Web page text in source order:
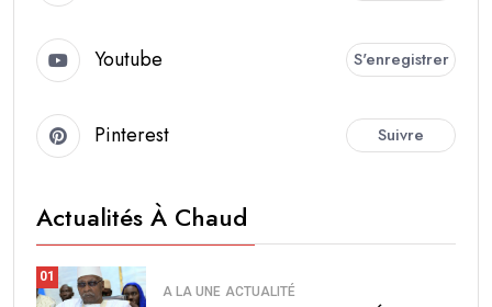
Youtube S'enregistrer
Pinterest Suivre
Actualités À Chaud
01
A LA UNE ACTUALITÉ